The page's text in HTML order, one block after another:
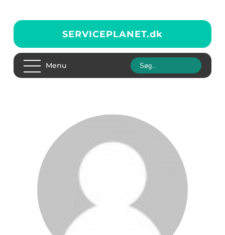
SERVICEPLANET.dk
Menu